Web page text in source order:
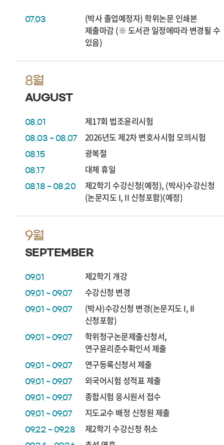
07.03
(박사 졸업예정자) 학위논문 인쇄본
제출마감 (※ 도서관 일정에따라 변경될 수
있음)
8월
AUGUST
08.01 제17회 법조윤리시험
08.03 ~ 08.07 2026년도 제2차 변호사시험 모의시험
08.15 광복절
08.17 대체 휴일
08.18 ~ 08.20
제2학기 수강신청(예정), (박사)수강신청
(논문지도 I, II 신청포함)(예정)
9월
SEPTEMBER
09.01 제2학기 개강
09.01 ~ 09.07 수강신청 변경
09.01 ~ 09.07
(박사)수강신청 변경(논문지도 I, II
신청포함)
09.01 ~ 09.07
학위청구논문제출신청서,
연구윤리준수확인서 제출
09.01 ~ 09.07 연구등록신청서 제출
09.01 ~ 09.07 외국어시험 성적표 제출
09.01 ~ 09.07 종합시험 응시원서 접수
09.01 ~ 09.07 지도교수 배정 신청원 제출
09.22 ~ 09.28 제2학기 수강신청 취소